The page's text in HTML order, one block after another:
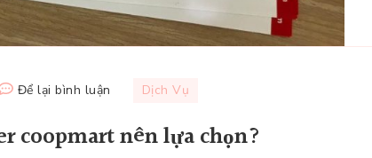
Để lại bình luận
vị
Dịch Vụ
coopmart nên lựa chọn?